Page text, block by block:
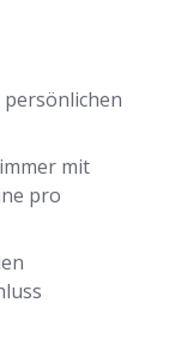
mit
pro